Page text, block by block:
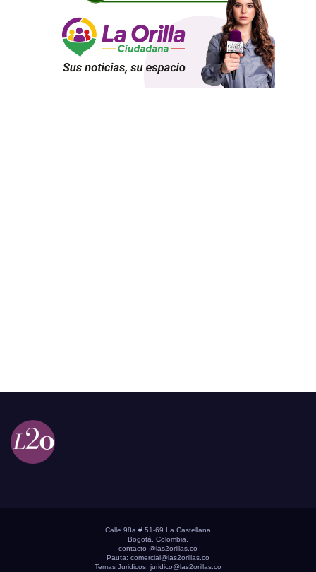
Calle 98a # 51-69 La Castellana
Bogotá, Colombia.
contacto @las2orillas.co
Pauta: comercial@las2orillas.co
Temas Juridicos: juridico@las2orillas.co